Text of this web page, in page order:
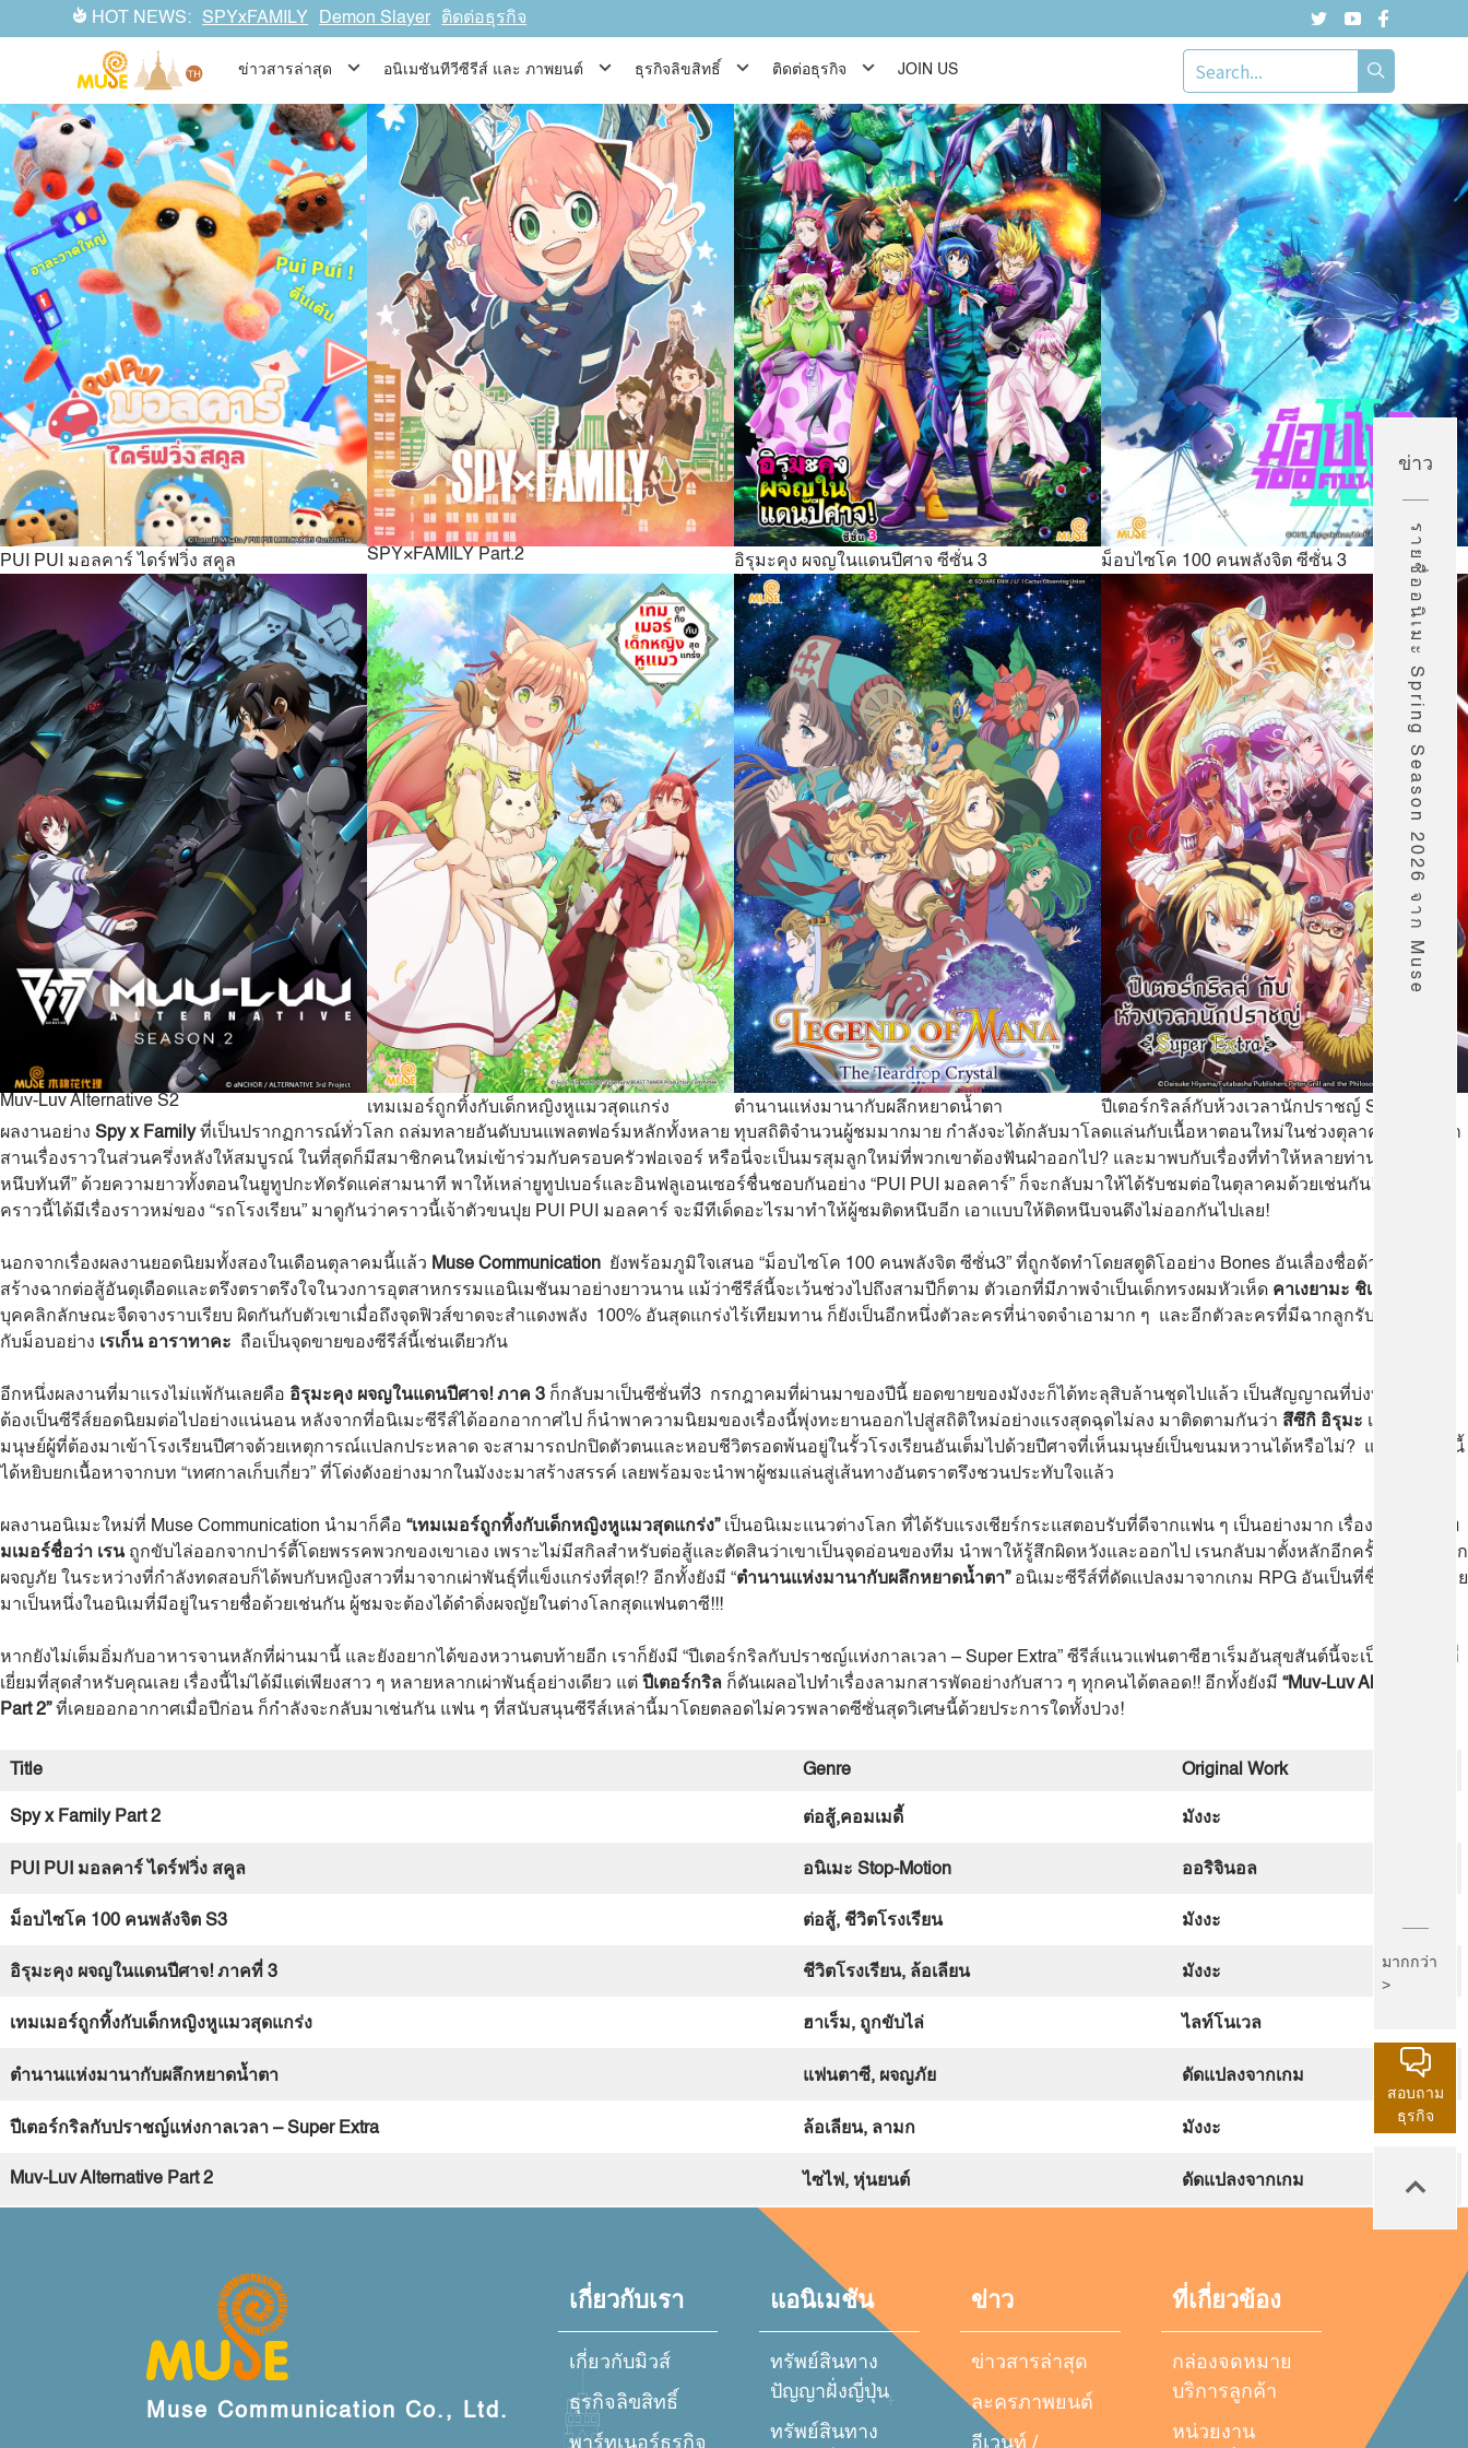
HOT NEWS: SPYxFAMILY Demon Slayer ติดต่อธุรกิจ
ข่าวสารล่าสุด อนิเมชันทีวีซีรีส์ และ ภาพยนต์ ธุรกิจลิขสิทธิ์ ติดต่อธุรกิจ JOIN US
มีทั้งการกลับมาของซีรีส์อนิเมะสุดปัง…ที่เหล่าแฟน ๆ รอคอยมาตลอด!! รวมถึงมีเรื่องที่เหมาะกับผู้ชมทุกเพศทุกวัยอย่าง “SPY×FAMILY พาร์ท 2” และ “PUI PUI”
PUI PUI มอลคาร์ ไดร์ฟวิ่ง สคูล SPY×FAMILY Part.2 อิรุมะคุง ผจญในแดนปีศาจ ซีซั่น 3 ม็อบไซโค 100 คนพลังจิต ซีซั่น 3
Muv-Luv Alternative S2 เทมเมอร์ถูกทิ้งกับเด็กหญิงหูแมวสุดแกร่ง ตำนานแห่งมานากับผลึกหยาดน้ำตา
ปีเตอร์กริลล์กับห้วงเวลานักปราชญ์ Super Extra
ผลงานอย่าง Spy x Familyที่เป็นปรากฏการณ์ทั่วโลก ถล่มทลายอันดับบนแพลตฟอร์มหลักทั้งหลาย ทุบสถิติจำนวนผู้ชมมากมาย กำลังจะได้กลับมาโลดแล่นกับเนื้อหาตอนใหม่ในช่วงตุลาคมนี้ ที่จะมา
สานเรื่องราวในส่วนครึ่งหลังให้สมบูรณ์ ในที่สุดก็มีสมาชิกคนใหม่เข้าร่วมกับครอบครัวฟอเจอร์ หรือนี่จะเป็นมรสุมลูกใหม่ที่พวกเขาต้องฟันฝ่าออกไป? และมาพบกับเรื่องที่ทำให้หลายท่านต้อง “ติด
หนึบทันที” ด้วยความยาวทั้งตอนในยูทูปกะทัดรัดแค่สามนาที พาให้เหล่ายูทูปเบอร์และอินฟลูเอนเซอร์ชื่นชอบกันอย่าง “PUI PUI มอลคาร์” ก็จะกลับมาให้ได้รับชมต่อในตุลาคมด้วยเช่นกัน! และใน
คราวนี้ได้มีเรื่องราวหม่ของ “รถโรงเรียน” มาดูกันว่าคราวนี้เจ้าตัวขนปุย PUI PUI มอลคาร์ จะมีทีเด็ดอะไรมาทำให้ผู้ชมติดหนึบอีก เอาแบบให้ติดหนึบจนดึงไม่ออกกันไปเลย!
นอกจากเรื่องผลงานยอดนิยมทั้งสองในเดือนตุลาคมนี้แล้ว Muse Communication ยังพร้อมภูมิใจเสนอ “ม็อบไซโค 100 คนพลังจิต ซีซั่น3” ที่ถูกจัดทำโดยสตูดิโออย่าง Bones อันเลื่องชื่อด้านสรรค์
สร้างฉากต่อสู้อันดุเดือดและตรึงตราตรึงใจในวงการอุตสาหกรรมแอนิเมชันมาอย่างยาวนาน แม้ว่าซีรีส์นี้จะเว้นช่วงไปถึงสามปีก็ตาม ตัวเอกที่มีภาพจำเป็นเด็กทรงผมหัวเห็ด คาเงยามะ ชิเงโอะ
บุคคลิกลักษณะจืดจางราบเรียบ ผิดกันกับตัวเขาเมื่อถึงจุดฟิวส์ขาดจะสำแดงพลัง 100% อันสุดแกร่งไร้เทียมทาน ก็ยังเป็นอีกหนึ่งตัวละครที่น่าจดจำเอามาก ๆ และอีกตัวละครที่มีฉากลูกรับลูกส่งคู่กัน
กับม็อบอย่าง เรเก็น อาราทาคะ ถือเป็นจุดขายของซีรีส์นี้เช่นเดียวกัน
อีกหนึ่งผลงานที่มาแรงไม่แพ้กันเลยคือ อิรุมะคุง ผจญในแดนปีศาจ! ภาค 3 ก็กลับมาเป็นซีซั่นที่3 กรกฎาคมที่ผ่านมาของปีนี้ ยอดขายของมังงะก็ได้ทะลุสิบล้านชุดไปแล้ว เป็นสัญญาณที่บ่งบอกว่านี่จะ
ต้องเป็นซีรีส์ยอดนิยมต่อไปอย่างแน่นอน หลังจากที่อนิเมะซีรีส์ได้ออกอากาศไป ก็นำพาความนิยมของเรื่องนี้พุ่งทะยานออกไปสู่สถิติใหม่อย่างแรงสุดฉุดไม่ลง มาติดตามกันว่า สึซึกิ อิรุมะ เด็กหนุ่ม
มนุษย์ผู้ที่ต้องมาเข้าโรงเรียนปีศาจด้วยเหตุการณ์แปลกประหลาด จะสามารถปกปิดตัวตนและหอบชีวิตรอดพ้นอยู่ในรั้วโรงเรียนอันเต็มไปด้วยปีศาจที่เห็นมนุษย์เป็นขนมหวานได้หรือไม่? และในซีซั่นนี้
ได้หยิบยกเนื้อหาจากบท “เทศกาลเก็บเกี่ยว” ที่โด่งดังอย่างมากในมังงะมาสร้างสรรค์ เลยพร้อมจะนำพาผู้ชมแล่นสู่เส้นทางอันตราตรึงชวนประทับใจแล้ว
ผลงานอนิเมะใหม่ที่ Muse Communication นำมาก็คือ “เทมเมอร์ถูกทิ้งกับเด็กหญิงหูแมวสุดแกร่ง” เป็นอนิเมะแนวต่างโลก ที่ได้รับแรงเชียร์กระแสตอบรับที่ดีจากแฟน ๆ เป็นอย่างมาก เรื่องของ
บีสต์เท
มเมอร์ชื่อว่า เรน ถูกขับไล่ออกจากปาร์ตี้โดยพรรคพวกของเขาเอง เพราะไม่มีสกิลสำหรับต่อสู้และตัดสินว่าเขาเป็นจุดอ่อนของทีม นำพาให้รู้สึกผิดหวังและออกไป เรนกลับมาตั้งหลักอีกครั้งในฐานะนัก
ผจญภัย ในระหว่างที่กำลังทดสอบก็ได้พบกับหญิงสาวที่มาจากเผ่าพันธุ์ที่แข็งแกร่งที่สุด!? อีกทั้งยังมี “ตำนานแห่งมานากับผลึกหยาดน้ำตา” อนิเมะซีรีส์ที่ดัดแปลงมาจากเกม RPG อันเป็นที่ชื่นชอบ กลาย
มาเป็นหนึ่งในอนิเมที่มีอยู่ในรายชื่อด้วยเช่นกัน ผู้ชมจะต้องได้ดำดิ่งผจญัยในต่างโลกสุดแฟนตาซี!!!
หากยังไม่เต็มอิ่มกับอาหารจานหลักที่ผ่านมานี้ และยังอยากได้ของหวานตบท้ายอีก เราก็ยังมี “ปีเตอร์กริลกับปราชญ์แห่งกาลเวลา – Super Extra” ซีรีส์แนวแฟนตาซีฮาเร็มอันสุขสันต์นี้จะเป็นตัวเลือกที่
เยี่ยมที่สุดสำหรับคุณเลย เรื่องนี้ไม่ได้มีแต่เพียงสาว ๆ หลายหลากเผ่าพันธุ์อย่างเดียว แต่ ปีเตอร์กริล ก็ดันเผลอไปทำเรื่องลามกสารพัดอย่างกับสาว ๆ ทุกคนได้ตลอด!! อีกทั้งยังมี “Muv-Luv Alternative
Part 2”ที่เคยออกอากาศเมื่อปีก่อน ก็กำลังจะกลับมาเช่นกัน แฟน ๆ ที่สนับสนุนซีรีส์เหล่านี้มาโดยตลอดไม่ควรพลาดซีซั่นสุดวิเศษนี้ด้วยประการใดทั้งปวง!
Title Genre Original Work
Spy x Family Part 2 ต่อสู้,คอมเมดี้ มังงะ
PUI PUI มอลคาร์ ไดร์ฟวิ่ง สคูล อนิเมะ Stop-Motion ออริจินอล
ม็อบไซโค 100 คนพลังจิต S3 ต่อสู้, ชีวิตโรงเรียน มังงะ
อิรุมะคุง ผจญในแดนปีศาจ! ภาคที่ 3 ชีวิตโรงเรียน, ล้อเลียน มังงะ
เทมเมอร์ถูกทิ้งกับเด็กหญิงหูแมวสุดแกร่ง ฮาเร็ม, ถูกขับไล่ ไลท์โนเวล
ตำนานแห่งมานากับผลึกหยาดน้ำตา แฟนตาซี, ผจญภัย ดัดแปลงจากเกม
ปีเตอร์กริลกับปราชญ์แห่งกาลเวลา – Super Extra ล้อเลียน, ลามก มังงะ
Muv-Luv Alternative Part 2 ไซไฟ, หุ่นยนต์ ดัดแปลงจากเกม
Muse Communication Co., Ltd.
เกี่ยวกับเรา
เกี่ยวกับมิวส์
ธุรกิจลิขสิทธิ์
พาร์ทเนอร์ธุรกิจ
แอนิเมชัน
ทรัพย์สินทาง
ปัญญาฝั่งญี่ปุ่น
ทรัพย์สินทาง
ข่าว
ข่าวสารล่าสุด
ละครภาพยนต์
อีเวนท์ /
ที่เกี่ยวข้อง
กล่องจดหมาย
บริการลูกค้า
หน่วยงาน
ข่าว
รายชื่ออนิเมะ Spring Season 2026 จาก Muse
มากกว่า
>
สอบถาม
ธุรกิจ